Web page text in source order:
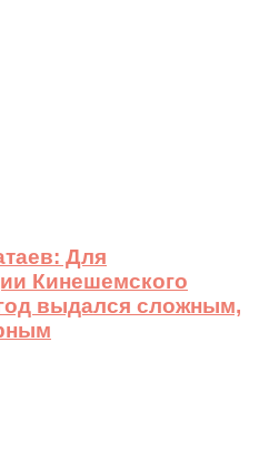
Для
Кинешемского
выдался сложным,